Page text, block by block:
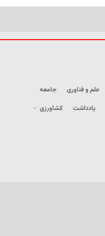
علم و فناوری
جامعه
یادداشت
کشاورزی